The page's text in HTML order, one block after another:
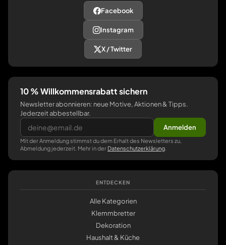
Facebook
Instagram
X / Twitter
10 % Willkommensrabatt sichern
Newsletter abonnieren: neue Motive, Aktionen & Tipps.
Jederzeit abbestellbar.
Anmelden
Mit der Anmeldung stimmst du dem Erhalt des Newsletters zu,
Abmeldung jederzeit. Mehr in der Datenschutzerklärung
ENTDECKEN
Alle Kategorien
Klemmbretter
Dekoration
Haushalt & Küche